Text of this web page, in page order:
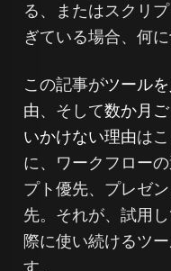
る、またはスクリ
ぎている場合、何
この記事がツール
由、そして数か月
いかけない理由は
に、ワークフロー
プト優先、プレゼ
先。それが、試用
際に使い続けるツ
す。